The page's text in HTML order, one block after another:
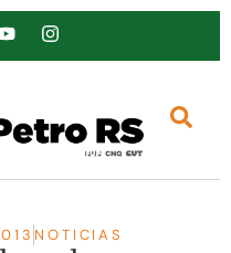
NOTICIAS